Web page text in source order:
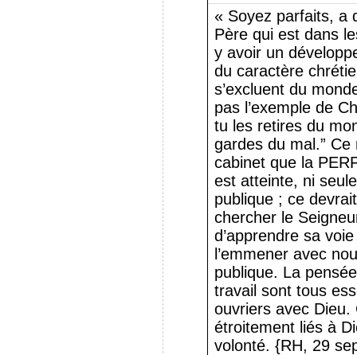
« Soyez parfaits, a
Père qui est dans
y avoir un
du caractère
s’excluent du
pas l’exemple de
tu les retires du
gardes du mal.” Ce
cabinet que la
est atteinte, ni
publique ; ce
chercher le
d’apprendre sa
l’emmener avec
publique. La
travail sont tous
ouvriers avec Dieu.
étroitement liés à
volonté. {RH, 29